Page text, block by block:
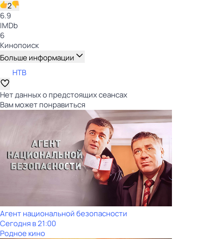
2
6.9
IMDb
6
Кинопоиск
Больше информации
НТВ
Нет данных о предстоящих сеансах
Вам может понравиться
Агент национальной безопасности
Сегодня в 21:00
Родное кино